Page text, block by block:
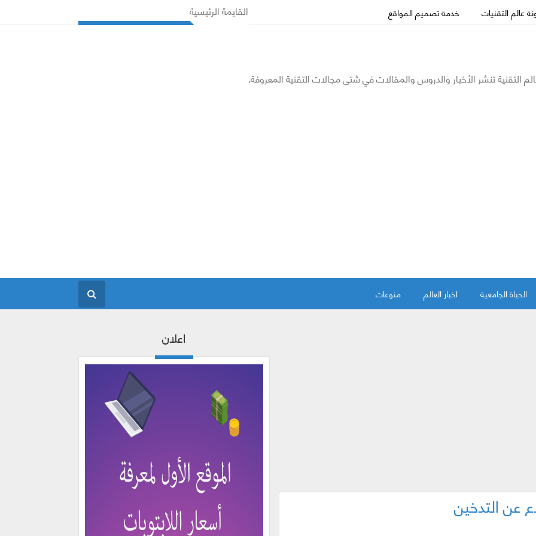
عالم التقنيات خدمة تصميم المواقع القايمة الرئيسية
التقنية تنشر الأخبار والدروس والمقالات في شتى مجالات التقنية المعروفة.
الحياة الجامعية اخبار العالم منوعات
عن التدخين
اعلان